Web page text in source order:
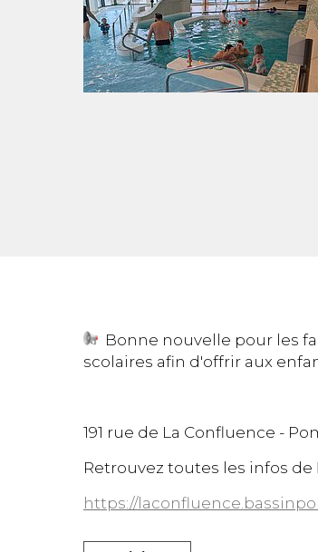
Bonne nouvelle pour les
scolaires afin d'offrir aux
191 rue de La Confluence -
Retrouvez toutes les infos de
https://